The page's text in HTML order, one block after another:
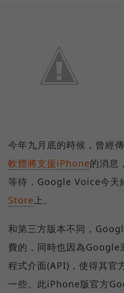
今年九月底的時候，曾經
軟體將支援iPhone的消息
等待，Google Voice今天
Store上。
和第三方版本不同，
費的，同時也因為Google
程式介面(API)，使得其官
一些。此iPhone版官方